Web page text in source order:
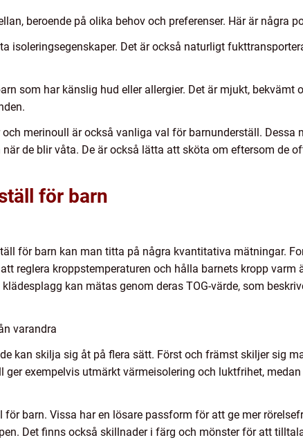
beroende på olika behov och preferenser. Här är några
isoleringsegenskaper. Det är också naturligt
som har känslig hud eller allergier. Det är mjukt, bekvämt
merinoull är också vanliga val för barnunderställ. Dessa
de blir våta. De är också lätta att sköta om eftersom de
för barn
för barn kan man titta på några kvantitativa mätningar.
reglera kroppstemperaturen och hålla barnets kropp varm
kan mätas genom deras TOG-värde, som
varandra
kan skilja sig åt på flera sätt. Först och främst skiljer sig
exempelvis utmärkt värmeisolering och luktfrihet,
barn. Vissa har en lösare passform för att ge mer
Det finns också skillnader i färg och mönster för att